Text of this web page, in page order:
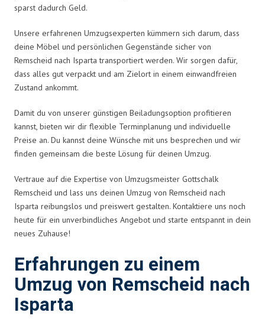
sparst dadurch Geld.
Unsere erfahrenen Umzugsexperten kümmern sich darum, dass
deine Möbel und persönlichen Gegenstände sicher von
Remscheid nach Isparta transportiert werden. Wir sorgen dafür,
dass alles gut verpackt und am Zielort in einem einwandfreien
Zustand ankommt.
Damit du von unserer günstigen Beiladungsoption profitieren
kannst, bieten wir dir flexible Terminplanung und individuelle
Preise an. Du kannst deine Wünsche mit uns besprechen und wir
finden gemeinsam die beste Lösung für deinen Umzug.
Vertraue auf die Expertise von Umzugsmeister Gottschalk
Remscheid und lass uns deinen Umzug von Remscheid nach
Isparta reibungslos und preiswert gestalten. Kontaktiere uns noch
heute für ein unverbindliches Angebot und starte entspannt in dein
neues Zuhause!
Erfahrungen zu einem
Umzug von Remscheid nach
Isparta